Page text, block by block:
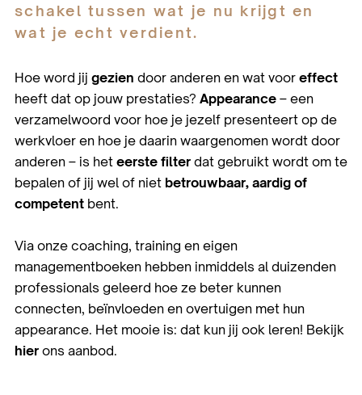
schakel tussen wat je nu krijgt en
wat je echt verdient.
Hoe word jij gezien door anderen en wat voor effect
heeft dat op jouw prestaties? Appearance – een
verzamelwoord voor hoe je jezelf presenteert op de
werkvloer en hoe je daarin waargenomen wordt door
anderen – is het eerste filter dat gebruikt wordt om te
bepalen of jij wel of niet betrouwbaar, aardig of
competent bent.
Via onze coaching, training en eigen
managementboeken hebben inmiddels al duizenden
professionals geleerd hoe ze beter kunnen
connecten, beïnvloeden en overtuigen met hun
appearance. Het mooie is: dat kun jij ook leren! Bekijk
hier ons aanbod.